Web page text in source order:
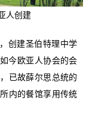
人创建
创建圣伯特理中学
今欧亚人协会的会
已故薛尔思总统的
内的餐馆享用传统